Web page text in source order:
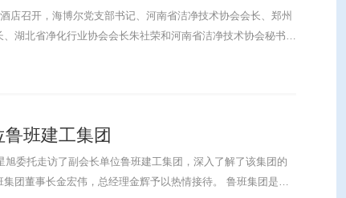
店召开，海博尔党支部书记、河南省洁净技术协会会长、郑州
湖北省净化行业协会会长朱社荣和河南省洁净技术协会秘书
班建工集团
委托走访了副会长单位鲁班建工集团，深入了解了该集团的
金宏伟，总经理金辉予以热情接待。 鲁班集团是一